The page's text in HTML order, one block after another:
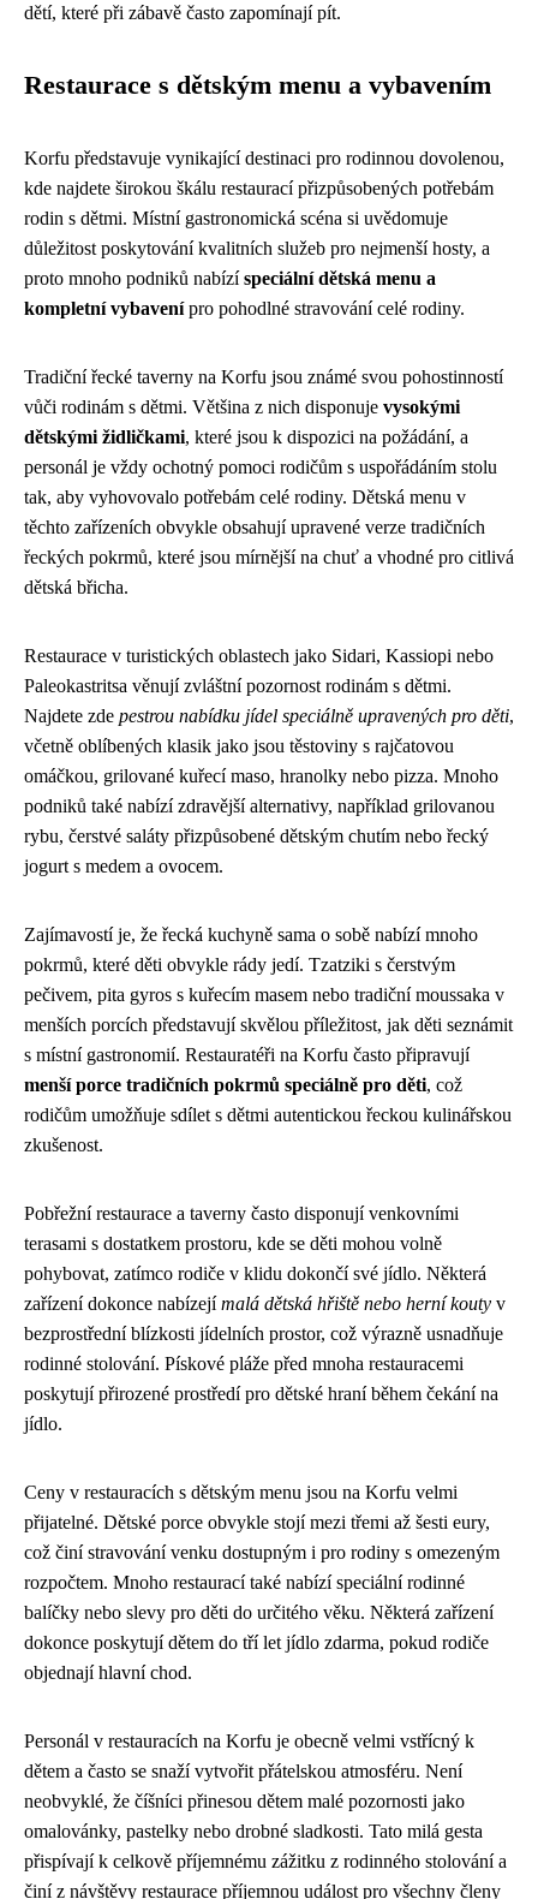
dětí, které při zábavě často zapomínají pít.
Restaurace s dětským menu a vybavením
Korfu představuje vynikající destinaci pro rodinnou dovolenou,
kde najdete širokou škálu restaurací přizpůsobených potřebám
rodin s dětmi. Místní gastronomická scéna si uvědomuje
důležitost poskytování kvalitních služeb pro nejmenší hosty, a
proto mnoho podniků nabízíspeciální dětská menu a
kompletní vybavenípro pohodlné stravování celé rodiny.
Tradiční řecké taverny na Korfu jsou známé svou pohostinností
vůči rodinám s dětmi. Většina z nich disponuje vysokými
dětskými židličkami, které jsou k dispozici na požádání, a
personál je vždy ochotný pomoci rodičům s uspořádáním stolu
tak, aby vyhovovalo potřebám celé rodiny. Dětská menu v
těchto zařízeních obvykle obsahují upravené verze tradičních
řeckých pokrmů, které jsou mírnější na chuť a vhodné pro citlivá
dětská břicha.
Restaurace v turistických oblastech jako Sidari, Kassiopi nebo
Paleokastritsa věnují zvláštní pozornost rodinám s dětmi.
Najdete zde pestrou nabídku jídel speciálně upravených pro děti,
včetně oblíbených klasik jako jsou těstoviny s rajčatovou
omáčkou, grilované kuřecí maso, hranolky nebo pizza. Mnoho
podniků také nabízí zdravější alternativy, například grilovanou
rybu, čerstvé saláty přizpůsobené dětským chutím nebo řecký
jogurt s medem a ovocem.
Zajímavostí je, že řecká kuchyně sama o sobě nabízí mnoho
pokrmů, které děti obvykle rády jedí. Tzatziki s čerstvým
pečivem, pita gyros s kuřecím masem nebo tradiční moussaka v
menších porcích představují skvělou příležitost, jak děti seznámit
s místní gastronomií. Restauratéři na Korfu často připravují
menší porce tradičních pokrmů speciálně pro děti, což
rodičům umožňuje sdílet s dětmi autentickou řeckou kulinářskou
zkušenost.
Pobřežní restaurace a taverny často disponují venkovními
terasami s dostatkem prostoru, kde se děti mohou volně
pohybovat, zatímco rodiče v klidu dokončí své jídlo. Některá
zařízení dokonce nabízejímalá dětská hřiště nebo herní kouty v
bezprostřední blízkosti jídelních prostor, což výrazně usnadňuje
rodinné stolování. Pískové pláže před mnoha restauracemi
poskytují přirozené prostředí pro dětské hraní během čekání na
jídlo.
Ceny v restauracích s dětským menu jsou na Korfu velmi
přijatelné. Dětské porce obvykle stojí mezi třemi až šesti eury,
což činí stravování venku dostupným i pro rodiny s omezeným
rozpočtem. Mnoho restaurací také nabízí speciální rodinné
balíčky nebo slevy pro děti do určitého věku. Některá zařízení
dokonce poskytují dětem do tří let jídlo zdarma, pokud rodiče
objednají hlavní chod.
Personál v restauracích na Korfu je obecně velmi vstřícný k
dětem a často se snaží vytvořit přátelskou atmosféru. Není
neobvyklé, že číšníci přinesou dětem malé pozornosti jako
omalovánky, pastelky nebo drobné sladkosti. Tato milá gesta
přispívají k celkově příjemnému zážitku z rodinného stolování a
činí z návštěvy restaurace příjemnou událost pro všechny členy